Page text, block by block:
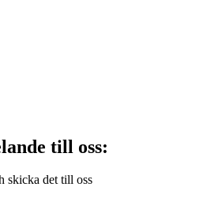
till oss:
skicka det till oss